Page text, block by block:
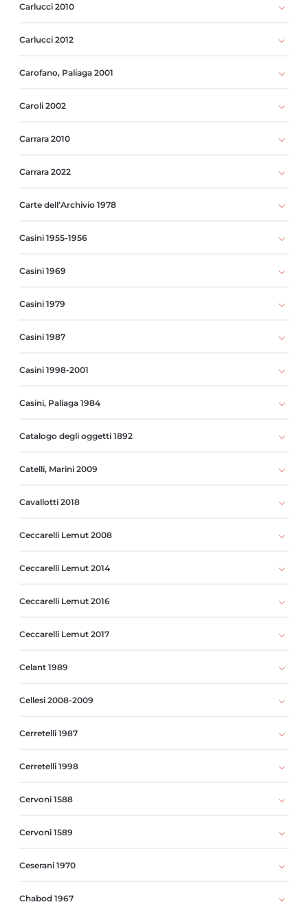
Carlucci 2010
Carlucci 2012
Carofano, Paliaga 2001
Caroli 2002
Carrara 2010
Carrara 2022
Carte dell’Archivio 1978
Casini 1955-1956
Casini 1969
Casini 1979
Casini 1987
Casini 1998-2001
Casini, Paliaga 1984
Catalogo degli oggetti 1892
Catelli, Marini 2009
Cavallotti 2018
Ceccarelli Lemut 2008
Ceccarelli Lemut 2014
Ceccarelli Lemut 2016
Ceccarelli Lemut 2017
Celant 1989
Cellesi 2008-2009
Cerretelli 1987
Cerretelli 1998
Cervoni 1588
Cervoni 1589
Ceserani 1970
Chabod 1967